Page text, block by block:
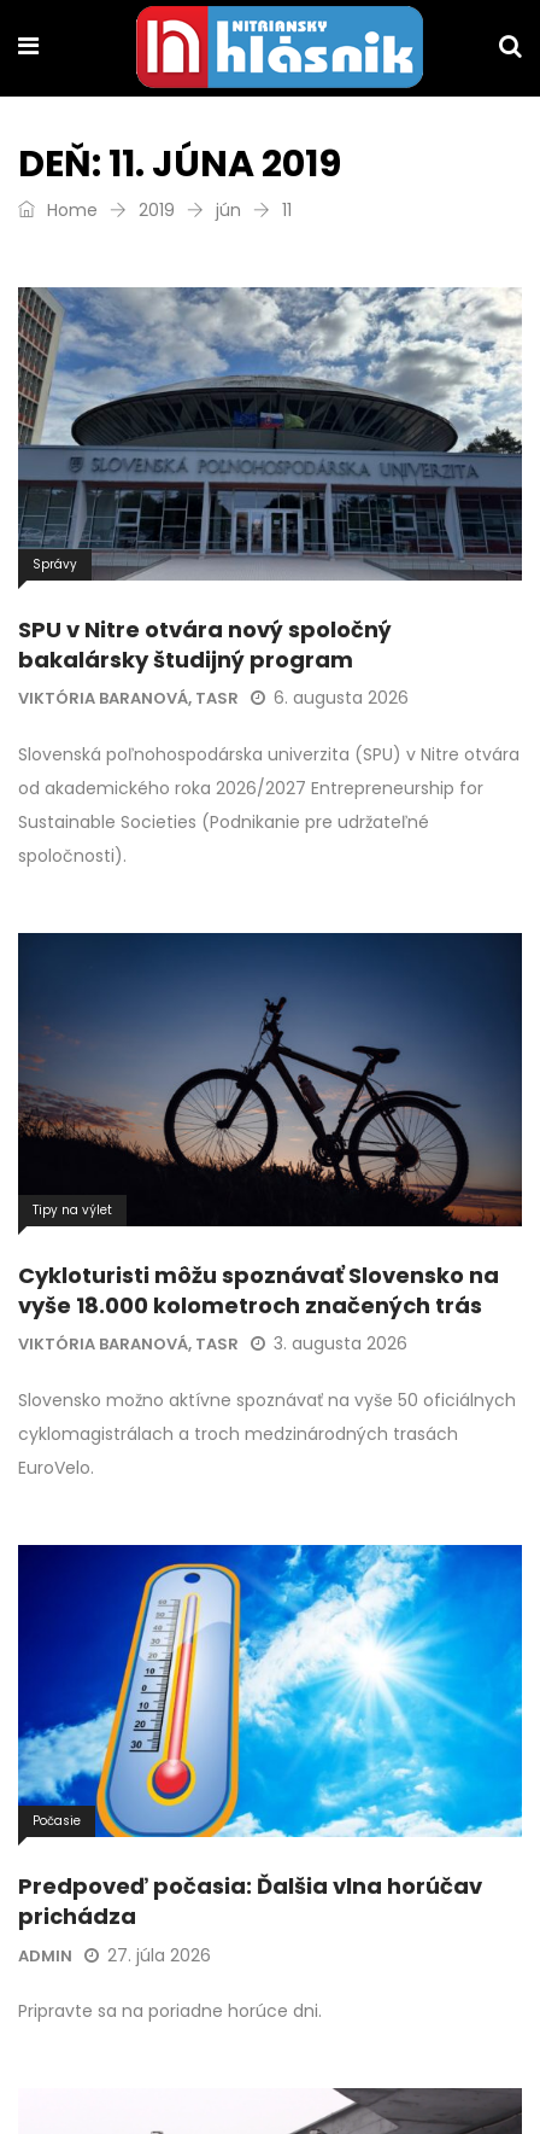
DEŇ:11. JÚNA 2019
Home 2019 jún 11
Správy
SPU v Nitre otvára nový spoločný
bakalársky študijný program
VIKTÓRIA BARANOVÁ, TASR 6. augusta 2026
Slovenská poľnohospodárska univerzita (SPU) v Nitre otvára
od akademického roka 2026/2027 Entrepreneurship for
Sustainable Societies (Podnikanie pre udržateľné
spoločnosti).
Tipy na výlet
Cykloturisti môžu spoznávať Slovensko na
vyše 18.000 kolometroch značených trás
VIKTÓRIA BARANOVÁ, TASR 3. augusta 2026
Slovensko možno aktívne spoznávať na vyše 50 oficiálnych
cyklomagistrálach a troch medzinárodných trasách
EuroVelo.
Počasie
Predpoveď počasia: Ďalšia vlna horúčav
prichádza
ADMIN 27. júla 2026
Pripravte sa na poriadne horúce dni.